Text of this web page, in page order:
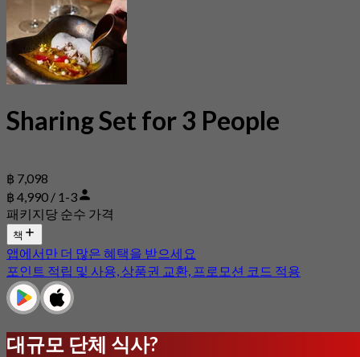
Sharing Set for 3 People
฿ 7,098
฿ 4,990 / 1-3
패키지당 순수 가격
책
앱에서만 더 많은 혜택을 받으세요
포인트 적립 및 사용, 상품권 교환, 프로모션 코드 적용
대규모 단체 식사?